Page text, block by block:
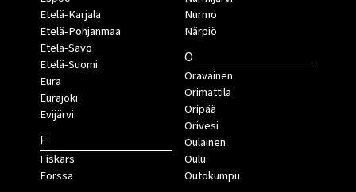
Etelä-Karjala
Etelä-Pohjanmaa
Etelä-Savo
Etelä-Suomi
Eura
Eurajoki
Evijärvi
F
Fiskars
Forssa
Nurmo
Närpiö
O
Oravainen
Orimattila
Oripää
Orivesi
Oulainen
Oulu
Outokumpu